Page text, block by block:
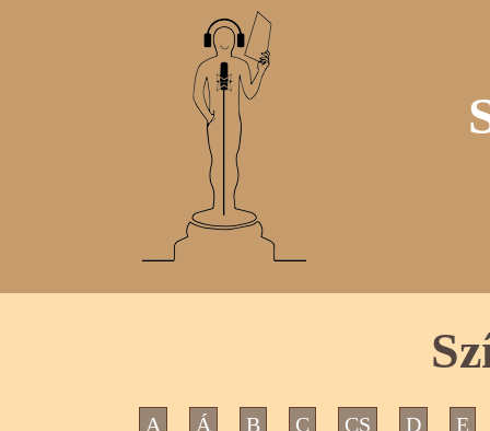
A Á B C CS D E